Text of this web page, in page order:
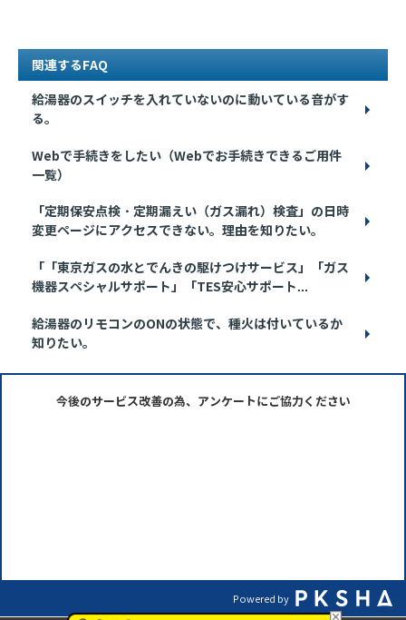
関連するFAQ
給湯器のスイッチを入れていないのに動いている音がす
る。
Webで手続きをしたい（Webでお手続きできるご用件
一覧）
「定期保安点検・定期漏えい（ガス漏れ）検査」の日時
変更ページにアクセスできない。理由を知りたい。
「「東京ガスの水とでんきの駆けつけサービス」「ガス
機器スペシャルサポート」「TES安心サポート...
給湯器のリモコンのONの状態で、種火は付いているか
知りたい。
今後のサービス改善の為、アンケートにご協力ください
Powered by